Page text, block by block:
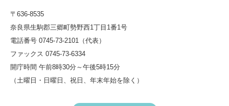
〒636-8535
奈良県生駒郡三郷町勢野西1丁目1番1号
電話番号 0745-73-2101（代表）
ファックス 0745-73-6334
開庁時間 午前8時30分～午後5時15分
（土曜日・日曜日、祝日、年末年始を除く）